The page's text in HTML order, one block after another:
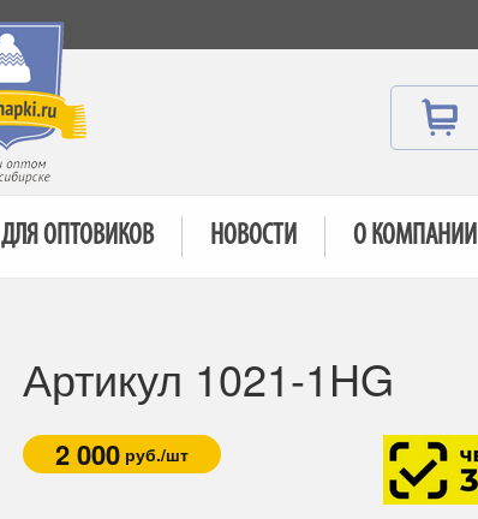
ДЛЯ ОПТОВИКОВ НОВОСТИ О КОМПАНИИ
Артикул 1021-1HG
2 000 руб./шт